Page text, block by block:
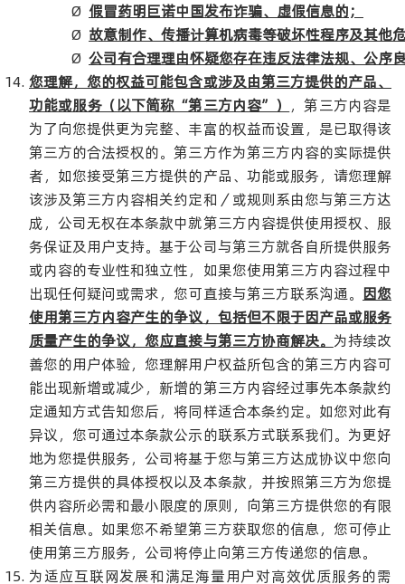
Ø 假冒药明巨诺中国发布诈骗、虚假信息的；
Ø 故意制作、传播计算机病毒等破坏性程序及其他
Ø 公司有合理理由怀疑您存在违反法律法规、公序
您理解，您的权益可能包含或涉及由第三方提供的产品、
功能或服务（以下简称“第三方内容”） ，第三方内容是
为了向您提供更为完整、丰富的权益而设置，是已取得该
第三方的合法授权的。第三方作为第三方内容的实际提供
者，如您接受第三方提供的产品、功能或服务，请您理解
该涉及第三方内容相关约定和／或规则系由您与第三方达
成，公司无权在本条款中就第三方内容提供使用授权、服
务保证及用户支持。基于公司与第三方就各自所提供服务
或内容的专业性和独立性，如果您使用第三方内容过程中
出现任何疑问或需求，您可直接与第三方联系沟通。 因您
使用第三方内容产生的争议，包括但不限于因产品或服务
质量产生的争议，您应直接与第三方协商解决。 为持续改
善您的用户体验，您理解用户权益所包含的第三方内容可
能出现新增或减少，新增的第三方内容经过事先本条款约
定通知方式告知您后，将同样适合本条约定。如您对此有
异议，您可通过本条款公示的联系方式联系我们。为更好
地为您提供服务，公司将基于您与第三方达成协议中您向
第三方提供的具体授权以及本条款，并按照第三方为您提
供内容所必需和最小限度的原则，向第三方提供您的有限
相关信息。如果您不希望第三方获取您的信息，您可停止
使用第三方服务，公司将停止向第三方传递您的信息。
为适应互联网发展和满足海量用户对高效优质服务的需